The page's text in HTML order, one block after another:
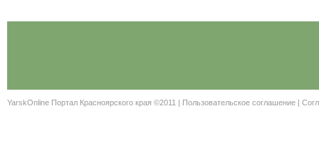
YarskOnline Портал Красноярского края ©2011 | Пользовательское соглашение |